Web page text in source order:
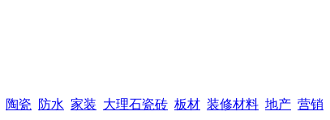
陶瓷 防水 家装 大理石瓷砖 板材 装修材料 地产 营销